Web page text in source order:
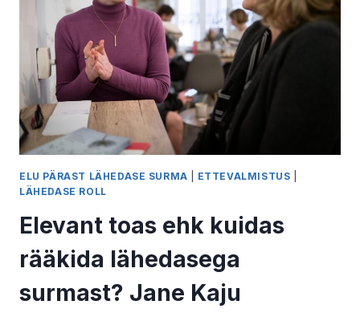
ELU PÄRAST LÄHEDASE SURMA ETTEVALMISTUS
LÄHEDASE ROLL
Elevant toas ehk kuidas
rääkida lähedasega
surmast? Jane Kaju